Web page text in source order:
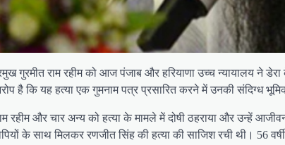
गुरमीत राम रहीम को आज पंजाब और हरियाणा उच्च न्यायालय ने
है कि यह हत्या एक गुमनाम पत्र प्रसारित करने में उनकी संदिग्ध
रहीम और चार अन्य को हत्या के मामले में दोषी ठहराया और उन्हें
के साथ मिलकर रणजीत सिंह की हत्या की साजिश रची थी। 56